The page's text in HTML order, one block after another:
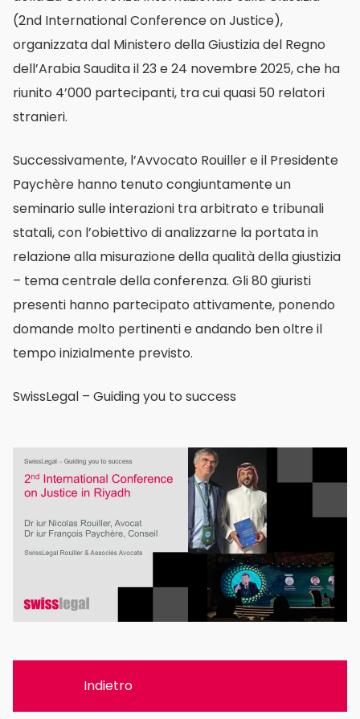
(2nd International Conference on Justice),
organizzata dal Ministero della Giustizia del Regno
dell’Arabia Saudita il 23 e 24 novembre 2025, che ha
riunito 4’000 partecipanti, tra cui quasi 50 relatori
stranieri.
Successivamente, l’Avvocato Rouiller e il Presidente
Paychère hanno tenuto congiuntamente un
seminario sulle interazioni tra arbitrato e tribunali
statali, con l’obiettivo di analizzarne la portata in
relazione alla misurazione della qualità della giustizia
– tema centrale della conferenza. Gli 80 giuristi
presenti hanno partecipato attivamente, ponendo
domande molto pertinenti e andando ben oltre il
tempo inizialmente previsto.
SwissLegal – Guiding you to success
images
Indietro